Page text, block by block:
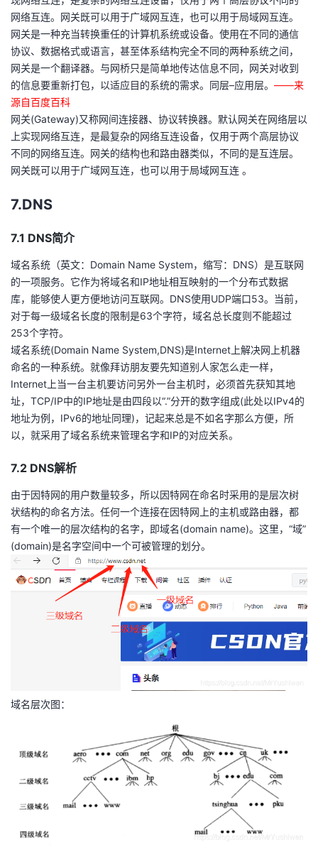
网络互连。网关既可以用于广域网互连，也可以用于局域网互连。
网关是一种充当转换重任的计算机系统或设备。使用在不同的通信
协议、数据格式或语言，甚至体系结构完全不同的两种系统之间，
网关是一个翻译器。与网桥只是简单地传达信息不同，网关对收到
的信息要重新打包，以适应目的系统的需求。同层–应用层。 ——来
源自百度百科
网关(Gateway)又称网间连接器、协议转换器。默认网关在网络层以
上实现网络互连，是最复杂的网络互连设备，仅用于两个高层协议
不同的网络互连。网关的结构也和路由器类似，不同的是互连层。
网关既可以用于广域网互连，也可以用于局域网互连 。
7.DNS
7.1 DNS简介
域名系统（英文：Domain Name System，缩写：DNS）是互联网
的一项服务。它作为将域名和IP地址相互映射的一个分布式数据
库，能够使人更方便地访问互联网。DNS使用UDP端口53。当前，
对于每一级域名长度的限制是63个字符，域名总长度则不能超过
253个字符。
域名系统(Domain Name System,DNS)是Internet上解决网上机器
命名的一种系统。就像拜访朋友要先知道别人家怎么走一样，
Internet上当一台主机要访问另外一台主机时，必须首先获知其地
址，TCP/IP中的IP地址是由四段以“.”分开的数字组成(此处以IPv4的
地址为例，IPv6的地址同理)，记起来总是不如名字那么方便，所
以，就采用了域名系统来管理名字和IP的对应关系。
7.2 DNS解析
由于因特网的用户数量较多，所以因特网在命名时采用的是层次树
状结构的命名方法。任何一个连接在因特网上的主机或路由器，都
有一个唯一的层次结构的名字，即域名(domain name)。这里，“域”
(domain)是名字空间中一个可被管理的划分。
域名层次图：